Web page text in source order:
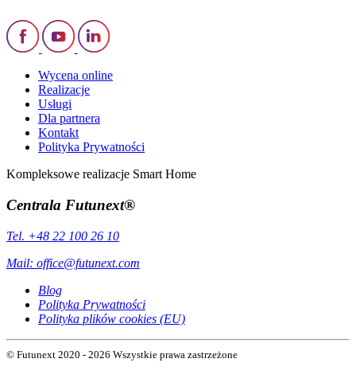
Wycena online
Realizacje
Usługi
Dla partnera
Kontakt
Polityka Prywatności
Kompleksowe realizacje Smart Home
Centrala Futunext®
Tel. +48 22 100 26 10
Mail: office@futunext.com
Blog
Polityka Prywatności
Polityka plików cookies (EU)
© Futunext 2020 - 2026 Wszystkie prawa zastrzeżone